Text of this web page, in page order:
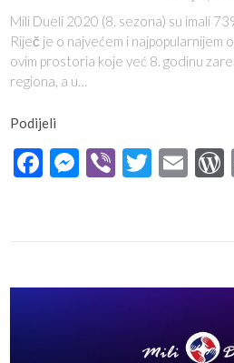
Mili Dueli 2020 (8. sezona) su imali
Riječ je o najvećem i najpopularnijem
ovim prostoria koje već 8. godinu
regiona, a u…
Podijeli
Facebook
Messenger
Viber